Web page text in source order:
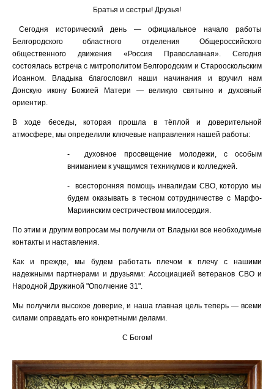
Братья и сестры! Друзья!
Сегодня исторический день — официальное начало работы
Белгородского областного отделения Общероссийского
общественного движения «Россия Православная». Сегодня
состоялась встреча с митрополитом Белгородским и Старооскольским
Иоанном. Владыка благословил наши начинания и вручил нам
Донскую икону Божией Матери — великую святыню и духовный
ориентир.
В ходе беседы, которая прошла в тёплой и доверительной
атмосфере, мы определили ключевые направления нашей работы:
- духовное просвещение молодежи, с особым
вниманием к учащимся техникумов и колледжей.
- всесторонняя помощь инвалидам СВО, которую мы
будем оказывать в тесном сотрудничестве с Марфо-
Мариинским сестричеством милосердия.
По этим и другим вопросам мы получили от Владыки все необходимые
контакты и наставления.
Как и прежде, мы будем работать плечом к плечу с нашими
надежными партнерами и друзьями: Ассоциацией ветеранов СВО и
Народной Дружиной "Ополчение 31".
Мы получили высокое доверие, и наша главная цель теперь — всеми
силами оправдать его конкретными делами.
С Богом!